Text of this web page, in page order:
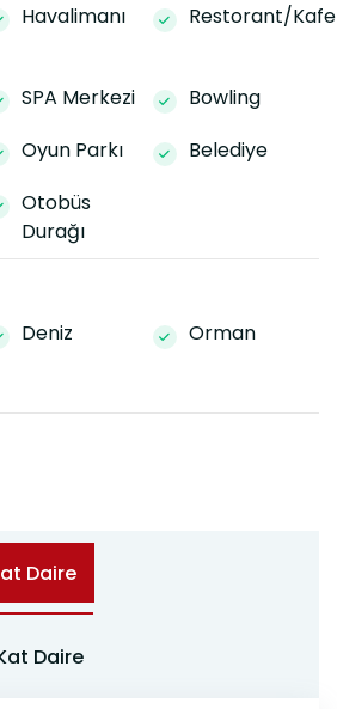
Havalimanı Restorant/
SPA Merkezi
Bowling
Oyun Parkı
Belediye
Otobüs
Durağı
Deniz
Orman
Daire
Daire